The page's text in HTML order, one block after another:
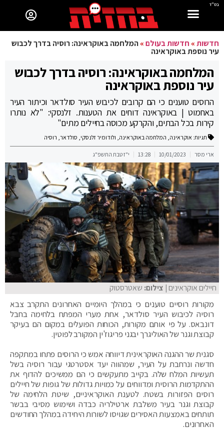
בס"ד
חדשות» חדשות בעולם»המלחמה באוקראינה: רוסיה בדרך לכבוש
עיר נוספת באוקראינה
המלחמה באוקראינה: רוסיה בדרך לכבוש
עיר נוספת באוקראינה
הרוסים טוענים כי הם קרובים לכיבוש העיר סולדאר וכיתור העיר
באחמוט | באוקראינה דוחים את הטענות. זלנסקי: "לא נותרו
קירות בכל הבתים, והקרקע מכוסה בחיילים מתים"
תגיות: אוקראינה, המלחמה באוקראינה, ולודומיר זלנסקי, סולדאר, רוסיה
ארי מסר 10/01/2023
13:28 י"ז טבת התשפ"ג
חיילים אוקראינים | צילום: שאטרסטוק
מקורות רוסיים טוענים כי במהלך היומיים האחרונים התקרב צבא
רוסיה לכיבוש העיר סולדאר, אחת מערי המפתח בלחימה בחבל
דונבאס. על פי אותם מקורות, הכוחות הפועלים במקום הם בעיקר
קבוצת וגנר של האוליגרך יבגני פריגוז'ין המקורב לפוטין.
סגנית שר ההגנה האוקראינית דיווחה אמש כי הרוסים פתחו במתקפה
חדשה ונרחבת על העיר, שמהווה יעד אסטרטגי עבור רוסיה בשל
תעשיות המלח שלה. בקייב מתעקשים כי הם ממשיכים להדוף את
ההתקדמות הרוסית ומדווחים על כמויות גדולות של גופות של חיילים
רוסים הפזורות בשטח. לטענת האוקראיניים, שיטת הלחימה של
קבוצת וגנר בעיר משלבת ארטילריה כבדה ושימוש מסיבי בבשר
תותחים באמצעות האסירים שגויסו לשורות היחידה במהלך החודשים
האחרונים.